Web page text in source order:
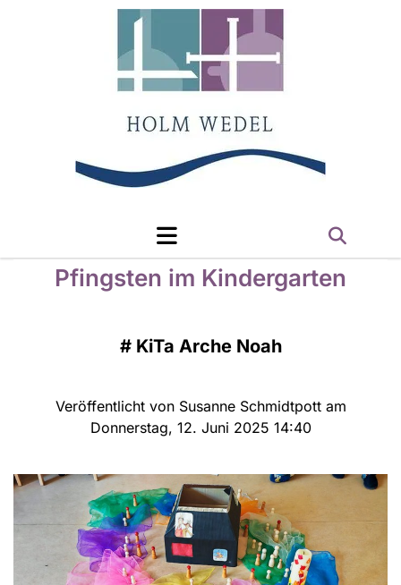
Pfingsten im Kindergarten
# KiTa Arche Noah
Veröffentlicht von Susanne Schmidtpott am
Donnerstag, 12. Juni 2025 14:40